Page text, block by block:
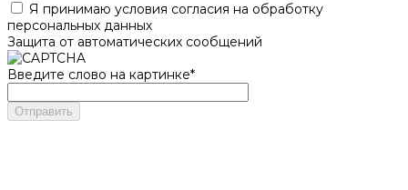
Я принимаю условия согласия на обработку
персональных данных
Защита от автоматических сообщений
Введите слово на картинке*